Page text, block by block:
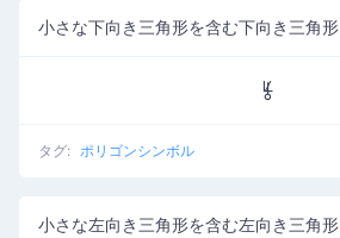
小さな下向き三角形を含む下向き三角形
⯉
タグ: ポリゴンシンボル
小さな左向き三角形を含む左向き三角形